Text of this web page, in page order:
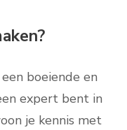
boeiende en
expert bent in
je kennis met